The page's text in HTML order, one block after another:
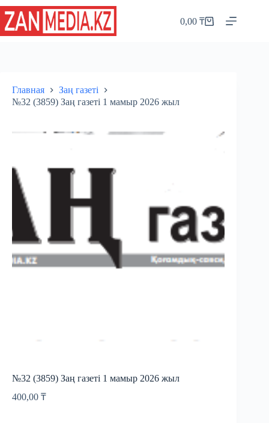
Перейти
сути
Корзина
0,00₸
Главная
Заң газеті
№32 (3859) Заң газеті 1 мамыр 2026 жыл
№32 (3859) Заң газеті 1 мамыр 2026 жыл
400,00 ₸